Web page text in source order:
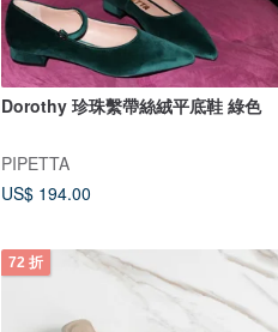
Dorothy 珍珠繫帶絲絨平底鞋 綠色
PIPETTA
US$ 194.00
72 折